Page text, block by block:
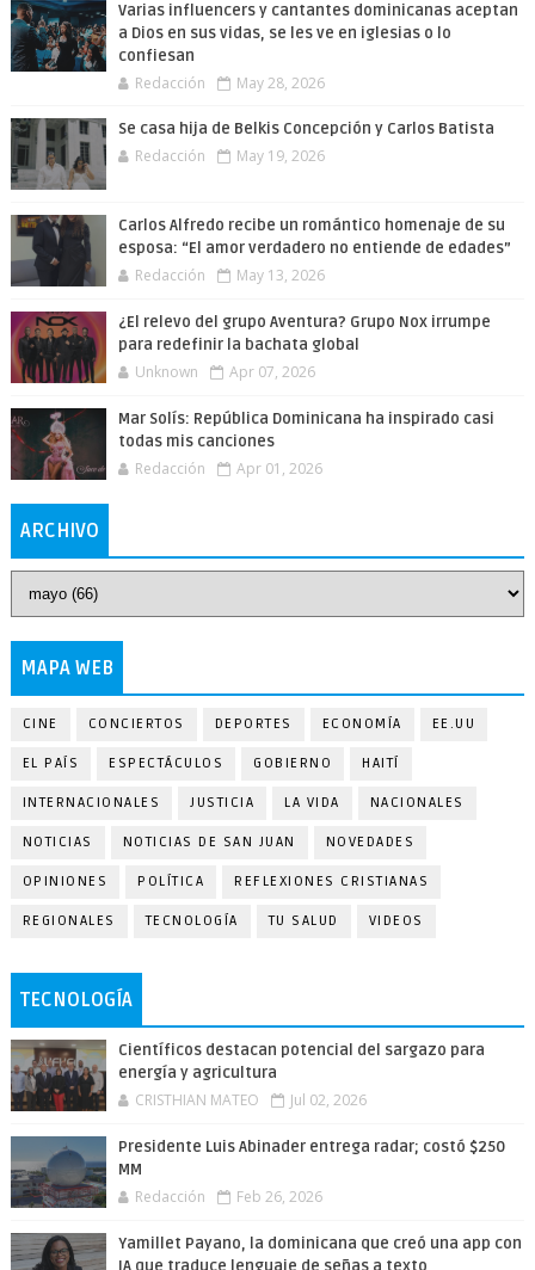
Varias influencers y cantantes dominicanas aceptan
a Dios en sus vidas, se les ve en iglesias o lo
confiesan
Redacción May 28, 2026
Se casa hija de Belkis Concepción y Carlos Batista
Redacción May 19, 2026
Carlos Alfredo recibe un romántico homenaje de su
esposa: “El amor verdadero no entiende de edades”
Redacción May 13, 2026
¿El relevo del grupo Aventura? Grupo Nox irrumpe
para redefinir la bachata global
Unknown Apr 07, 2026
Mar Solís: República Dominicana ha inspirado casi
todas mis canciones
Redacción Apr 01, 2026
ARCHIVO
MAPA WEB
CINE CONCIERTOS DEPORTES ECONOMÍA EE.UU
EL PAÍS ESPECTÁCULOS GOBIERNO HAITÍ
INTERNACIONALES JUSTICIA LA VIDA NACIONALES
NOTICIAS NOTICIAS DE SAN JUAN NOVEDADES
OPINIONES POLÍTICA REFLEXIONES CRISTIANAS
REGIONALES TECNOLOGÍA TU SALUD VIDEOS
TECNOLOGÍA
Científicos destacan potencial del sargazo para
energía y agricultura
CRISTHIAN MATEO Jul 02, 2026
Presidente Luis Abinader entrega radar; costó $250
MM
Redacción Feb 26, 2026
Yamillet Payano, la dominicana que creó una app con